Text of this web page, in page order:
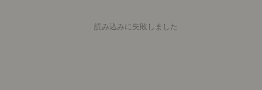
読み込みに失敗しました